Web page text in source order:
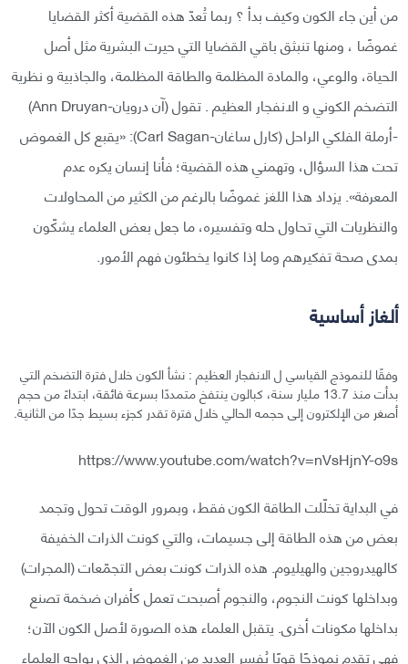
من أين جاء الكون وكيف بدأ ؟ ربما تُعدّ هذه القضية أكثر القضايا
غموضًا ، ومنها تنبثق باقي القضايا التي حيرت البشرية مثل أصل
الحياة، والوعي، والمادة المظلمة والطاقة المظلمة، والجاذبية و نظرية
التضخم الكوني و الانفجار العظيم . تقول (آن درويان-Ann Druyan)
-أرملة الفلكي الراحل (كارل ساغان-Carl Sagan): «يقبع كل الغموض
تحت هذا السؤال، وتهمني هذه القضية؛ فأنا إنسان يكره عدم
المعرفة». يزداد هذا اللغز غموضًا بالرغم من الكثير من المحاولات
والنظريات التي تحاول حله وتفسيره، ما جعل بعض العلماء يشكّون
بمدى صحة تفكيرهم وما إذا كانوا يخطئون فهم الأمور.
ألغاز أساسية
وفقًا للنموذج القياسي ل الانفجار العظيم : نشأ الكون خلال فترة التضخم التي
بدأت منذ 13.7 مليار سنة، كبالون ينتفخ متمددًا بسرعة فائقة، ابتداءً من حجم
أصغر من الإلكترون إلى حجمه الحالي خلال فترة تقدر كجزء بسيط جدًا من الثانية.
https://www.youtube.com/watch?v=nVsHjnY-o9s
في البداية تخلّلت الطاقة الكون فقط، وبمرور الوقت تحول وتجمد
بعض من هذه الطاقة إلى جسيمات، والتي كونت الذرات الخفيفة
كالهيدروجين والهيليوم. هذه الذرات كونت بعض التجمّعات (المجرات)
وبداخلها كونت النجوم، والنجوم أصبحت تعمل كأفران ضخمة تصنع
بداخلها مكونات أخرى. يتقبل العلماء هذه الصورة لأصل الكون الآن؛
فهي تقدم نموذجًا قويًا يُفسر العديد من الغموض الذي يواجه العلماء